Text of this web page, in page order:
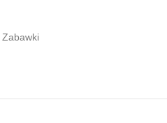
Zabawki